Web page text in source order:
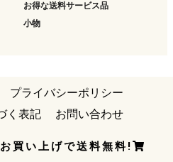
お得な送料サービス品
小物
プライバシーポリシー
く表記
お問い合わせ
買い上げで送料無料!